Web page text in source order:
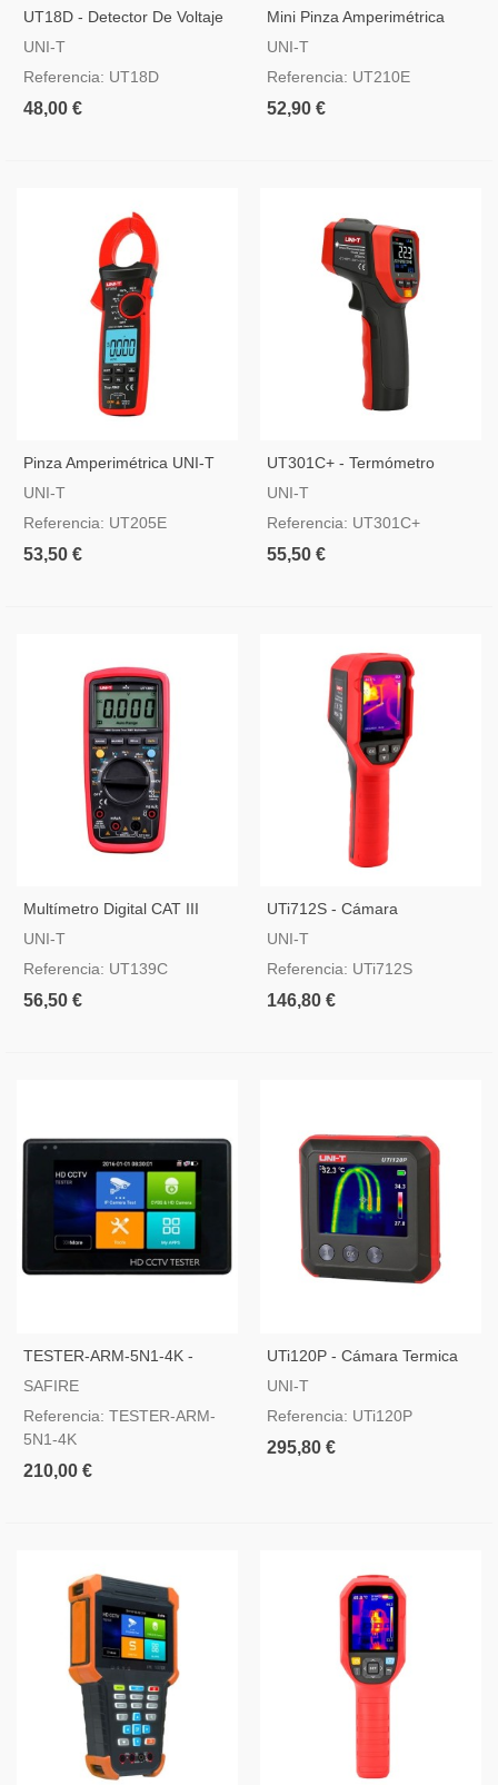
UT18D - Detector De Voltaje
AC/DC Sin Contacto
UNI-T
Referencia: UT18D
48,00 €
Mini Pinza Amperimétrica
UNI-T
UNI-T
Referencia: UT210E
52,90 €
Pinza Amperimétrica UNI-T
UNI-T
Referencia: UT205E
53,50 €
UT301C+ - Termómetro
Infrarrojo De Precisión
UNI-T
Referencia: UT301C+
55,50 €
Multímetro Digital CAT III
UNI-T
UNI-T
Referencia: UT139C
56,50 €
UTi712S - Cámara
Termográfica Portátil 120x90
UNI-T
Referencia: UTi712S
146,80 €
TESTER-ARM-5N1-4K -
Comprobador CCTV
SAFIRE
Referencia: TESTER-ARM-
5N1-4K
210,00 €
UTi120P - Cámara Termica
De Bolsillo
UNI-T
Referencia: UTi120P
295,80 €